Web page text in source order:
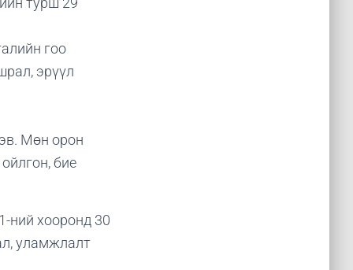
гоо
эрүүл
Мөн орон
бие
ний хооронд 30
уламжлалт